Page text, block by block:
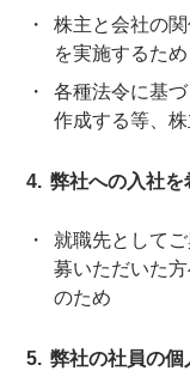
株主と会社の
を実施するため
各種法令に基
作成する等、
弊社への入社を
就職先として
募いただいた
のため
弊社の社員の個